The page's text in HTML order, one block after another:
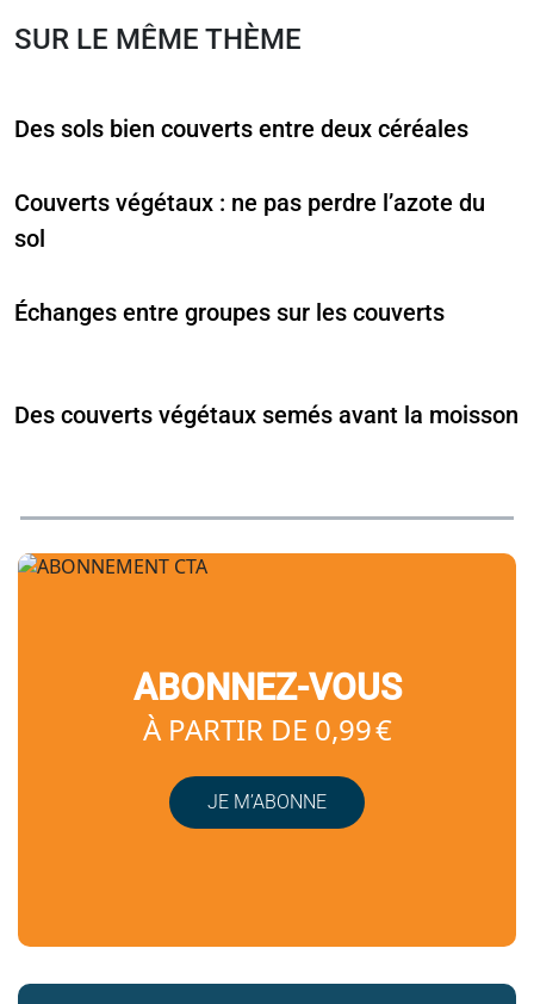
SUR LE MÊME THÈME
Des sols bien couverts entre deux céréales
Couverts végétaux : ne pas perdre l’azote du
sol
Échanges entre groupes sur les couverts
Des couverts végétaux semés avant la moisson
ABONNEZ-VOUS
À PARTIR DE 0,99 €
JE M’ABONNE